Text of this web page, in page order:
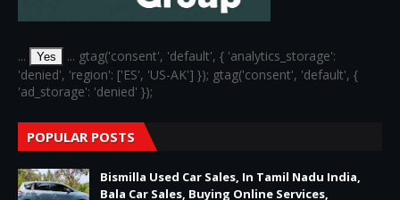
... Yes
... gtag('consent', 'default', { 'analytics_storage':
'denied', 'region': ['ES', 'US-AK'] }); gtag('consent', 'default', {
'ad_storage': 'denied' });
POPULAR POSTS
Bismilla Used Car Sales, In Tamil Nadu India,
Bala Car Sales, Buying Online Services,